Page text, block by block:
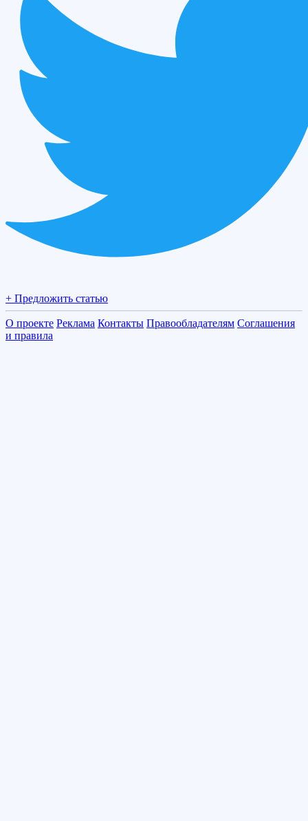
+ Предложить статью
О проекте Реклама Контакты Правообладателям Соглашения
и правила